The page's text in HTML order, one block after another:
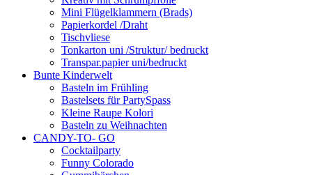
Mini Flügelklammern (Brads)
Papierkordel /Draht
Tischvliese
Tonkarton uni /Struktur/ bedruckt
Transpar.papier uni/bedruckt
Bunte Kinderwelt
Basteln im Frühling
Bastelsets für PartySpass
Kleine Raupe Kolori
Basteln zu Weihnachten
CANDY-TO- GO
Cocktailparty
Funny Colorado